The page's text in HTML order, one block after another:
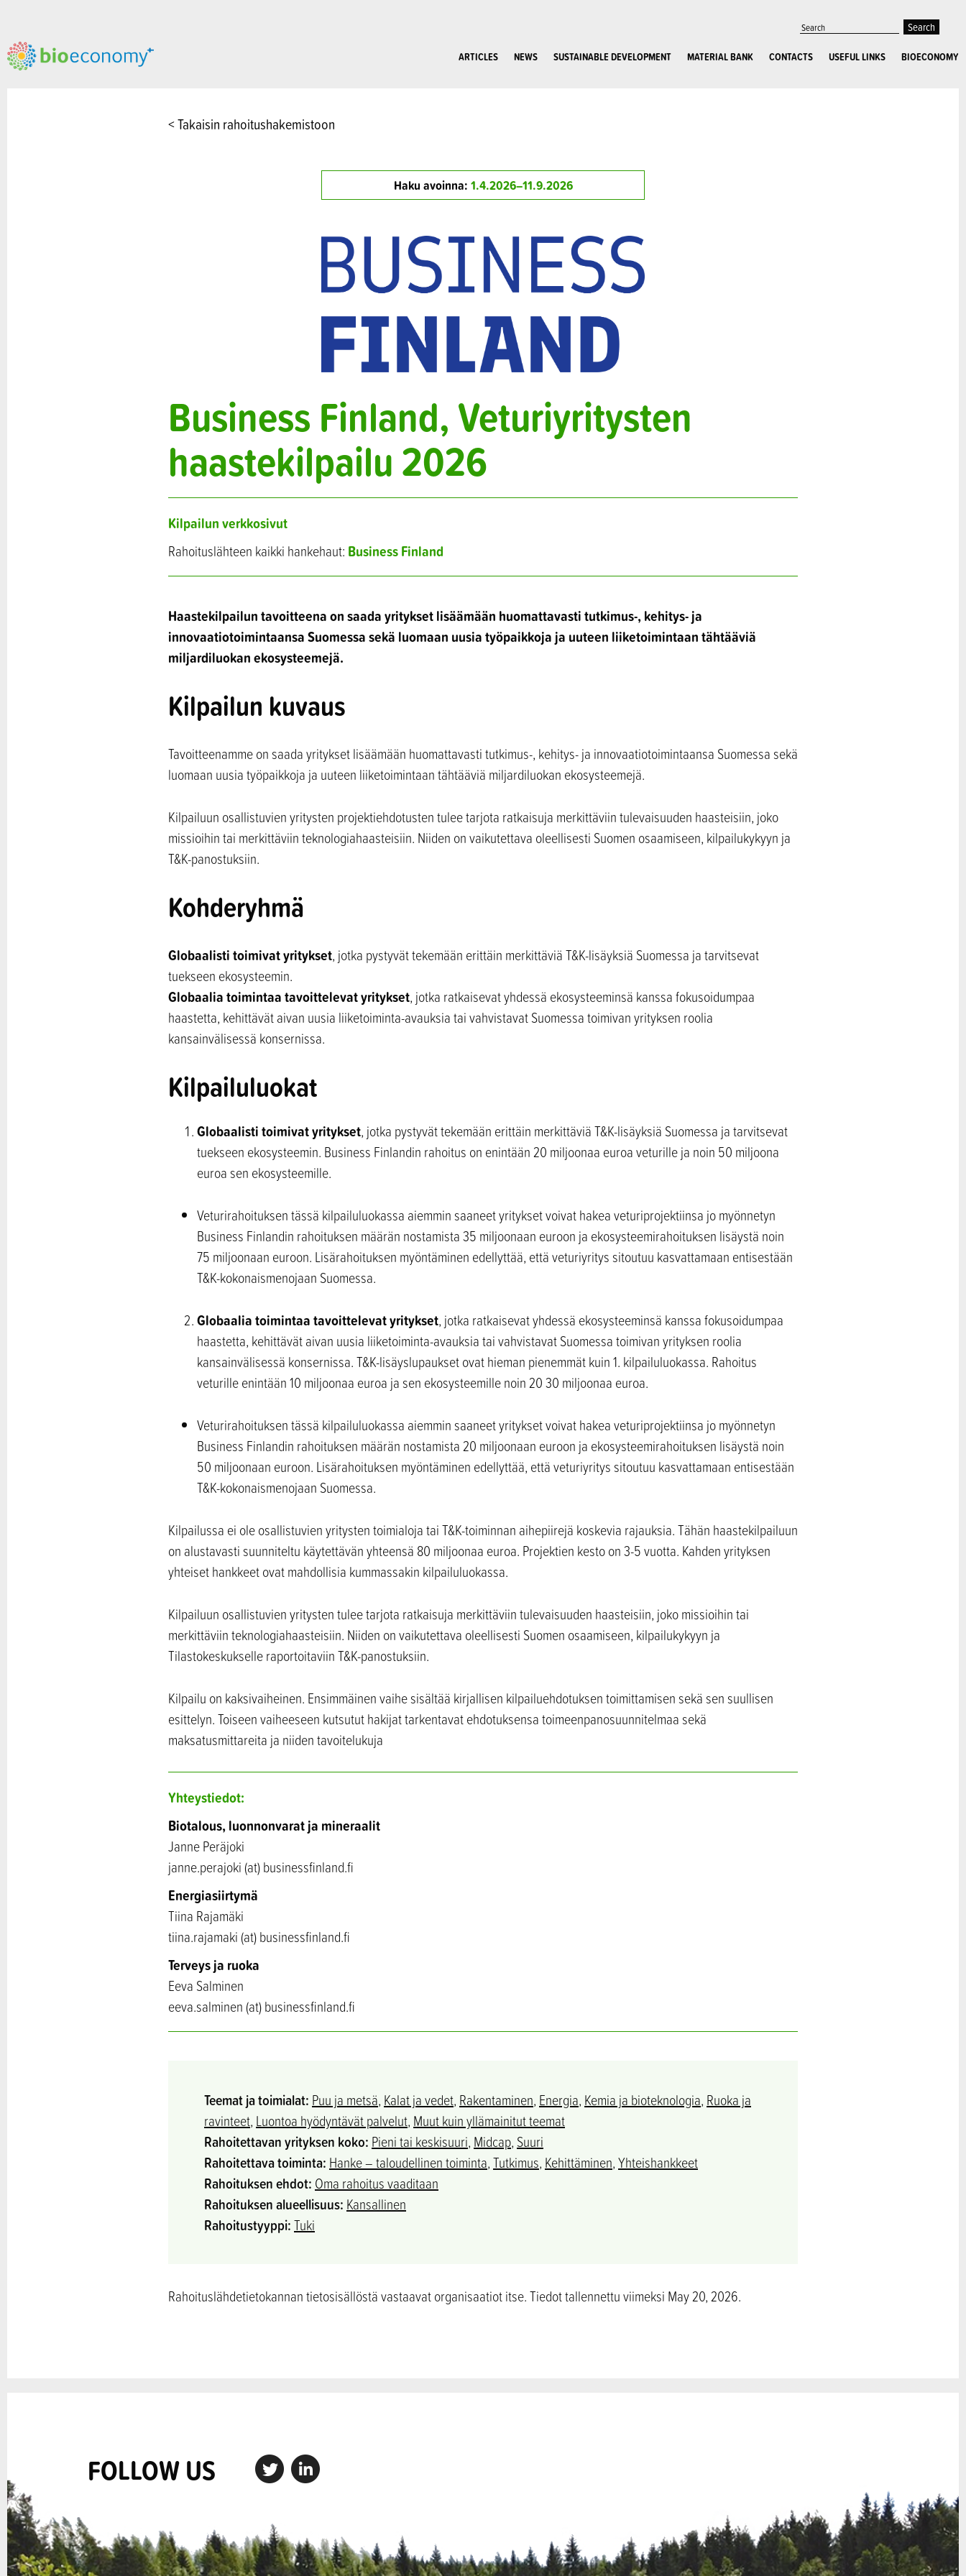
ARTICLES NEWS SUSTAINABLE DEVELOPMENT MATERIAL BANK CONTACTS USEFUL LINKS BIOECONOMY
< Takaisin rahoitushakemistoon
Haku avoinna: 1.4.2026–11.9.2026
Business Finland, Veturiyritysten
haastekilpailu 2026
Kilpailun verkkosivut
Rahoituslähteen kaikki hankehaut: Business Finland
Haastekilpailun tavoitteena on saada yritykset lisäämään huomattavasti tutkimus-, kehitys- ja
innovaatiotoimintaansa Suomessa sekä luomaan uusia työpaikkoja ja uuteen liiketoimintaan tähtääviä
miljardiluokan ekosysteemejä.
Kilpailun kuvaus
Tavoitteenamme on saada yritykset lisäämään huomattavasti tutkimus-, kehitys- ja innovaatiotoimintaansa Suomessa sekä
luomaan uusia työpaikkoja ja uuteen liiketoimintaan tähtääviä miljardiluokan ekosysteemejä.
Kilpailuun osallistuvien yritysten projektiehdotusten tulee tarjota ratkaisuja merkittäviin tulevaisuuden haasteisiin, joko
missioihin tai merkittäviin teknologiahaasteisiin. Niiden on vaikutettava oleellisesti Suomen osaamiseen, kilpailukykyyn ja
T&K-panostuksiin.
Kohderyhmä
Globaalisti toimivat yritykset, jotka pystyvät tekemään erittäin merkittäviä T&K-lisäyksiä Suomessa ja tarvitsevat
tuekseen ekosysteemin.
Globaalia toimintaa tavoittelevat yritykset, jotka ratkaisevat yhdessä ekosysteeminsä kanssa fokusoidumpaa
haastetta, kehittävät aivan uusia liiketoiminta-avauksia tai vahvistavat Suomessa toimivan yrityksen roolia
kansainvälisessä konsernissa.
Kilpailuluokat
Globaalisti toimivat yritykset, jotka pystyvät tekemään erittäin merkittäviä T&K-lisäyksiä Suomessa ja tarvitsevat
tuekseen ekosysteemin. Business Finlandin rahoitus on enintään 20 miljoonaa euroa veturille ja noin 50 miljoona
euroa sen ekosysteemille.
Veturirahoituksen tässä kilpailuluokassa aiemmin saaneet yritykset voivat hakea veturiprojektiinsa jo myönnetyn
Business Finlandin rahoituksen määrän nostamista 35 miljoonaan euroon ja ekosysteemirahoituksen lisäystä noin
75 miljoonaan euroon. Lisärahoituksen myöntäminen edellyttää, että veturiyritys sitoutuu kasvattamaan entisestään
T&K-kokonaismenojaan Suomessa.
Globaalia toimintaa tavoittelevat yritykset, jotka ratkaisevat yhdessä ekosysteeminsä kanssa fokusoidumpaa
haastetta, kehittävät aivan uusia liiketoiminta-avauksia tai vahvistavat Suomessa toimivan yrityksen roolia
kansainvälisessä konsernissa. T&K-lisäyslupaukset ovat hieman pienemmät kuin 1. kilpailuluokassa. Rahoitus
veturille enintään 10 miljoonaa euroa ja sen ekosysteemille noin 20 30 miljoonaa euroa.
Veturirahoituksen tässä kilpailuluokassa aiemmin saaneet yritykset voivat hakea veturiprojektiinsa jo myönnetyn
Business Finlandin rahoituksen määrän nostamista 20 miljoonaan euroon ja ekosysteemirahoituksen lisäystä noin
50 miljoonaan euroon. Lisärahoituksen myöntäminen edellyttää, että veturiyritys sitoutuu kasvattamaan entisestään
T&K-kokonaismenojaan Suomessa.
Kilpailussa ei ole osallistuvien yritysten toimialoja tai T&K-toiminnan aihepiirejä koskevia rajauksia. Tähän haastekilpailuun
on alustavasti suunniteltu käytettävän yhteensä 80 miljoonaa euroa. Projektien kesto on 3-5 vuotta. Kahden yrityksen
yhteiset hankkeet ovat mahdollisia kummassakin kilpailuluokassa.
Kilpailuun osallistuvien yritysten tulee tarjota ratkaisuja merkittäviin tulevaisuuden haasteisiin, joko missioihin tai
merkittäviin teknologiahaasteisiin. Niiden on vaikutettava oleellisesti Suomen osaamiseen, kilpailukykyyn ja
Tilastokeskukselle raportoitaviin T&K-panostuksiin.
Kilpailu on kaksivaiheinen. Ensimmäinen vaihe sisältää kirjallisen kilpailuehdotuksen toimittamisen sekä sen suullisen
esittelyn. Toiseen vaiheeseen kutsutut hakijat tarkentavat ehdotuksensa toimeenpanosuunnitelmaa sekä
maksatusmittareita ja niiden tavoitelukuja
Yhteystiedot:
Biotalous, luonnonvarat ja mineraalit
Janne Peräjoki
janne.perajoki (at) businessfinland.fi
Energiasiirtymä
Tiina Rajamäki
tiina.rajamaki (at) businessfinland.fi
Terveys ja ruoka
Eeva Salminen
eeva.salminen (at) businessfinland.fi
Teemat ja toimialat: Puu ja metsä, Kalat ja vedet, Rakentaminen, Energia, Kemia ja bioteknologia, Ruoka ja
ravinteet, Luontoa hyödyntävät palvelut, Muut kuin yllämainitut teemat
Rahoitettavan yrityksen koko: Pieni tai keskisuuri, Midcap, Suuri
Rahoitettava toiminta: Hanke – taloudellinen toiminta​,Tutkimus, Kehittäminen,Yhteishankkeet
Rahoituksen ehdot: Oma rahoitus vaaditaan
Rahoituksen alueellisuus: Kansallinen
Rahoitustyyppi:Tuki
Rahoituslähdetietokannan tietosisällöstä vastaavat organisaatiot itse. Tiedot tallennettu viimeksi May 20, 2026.
FOLLOW US